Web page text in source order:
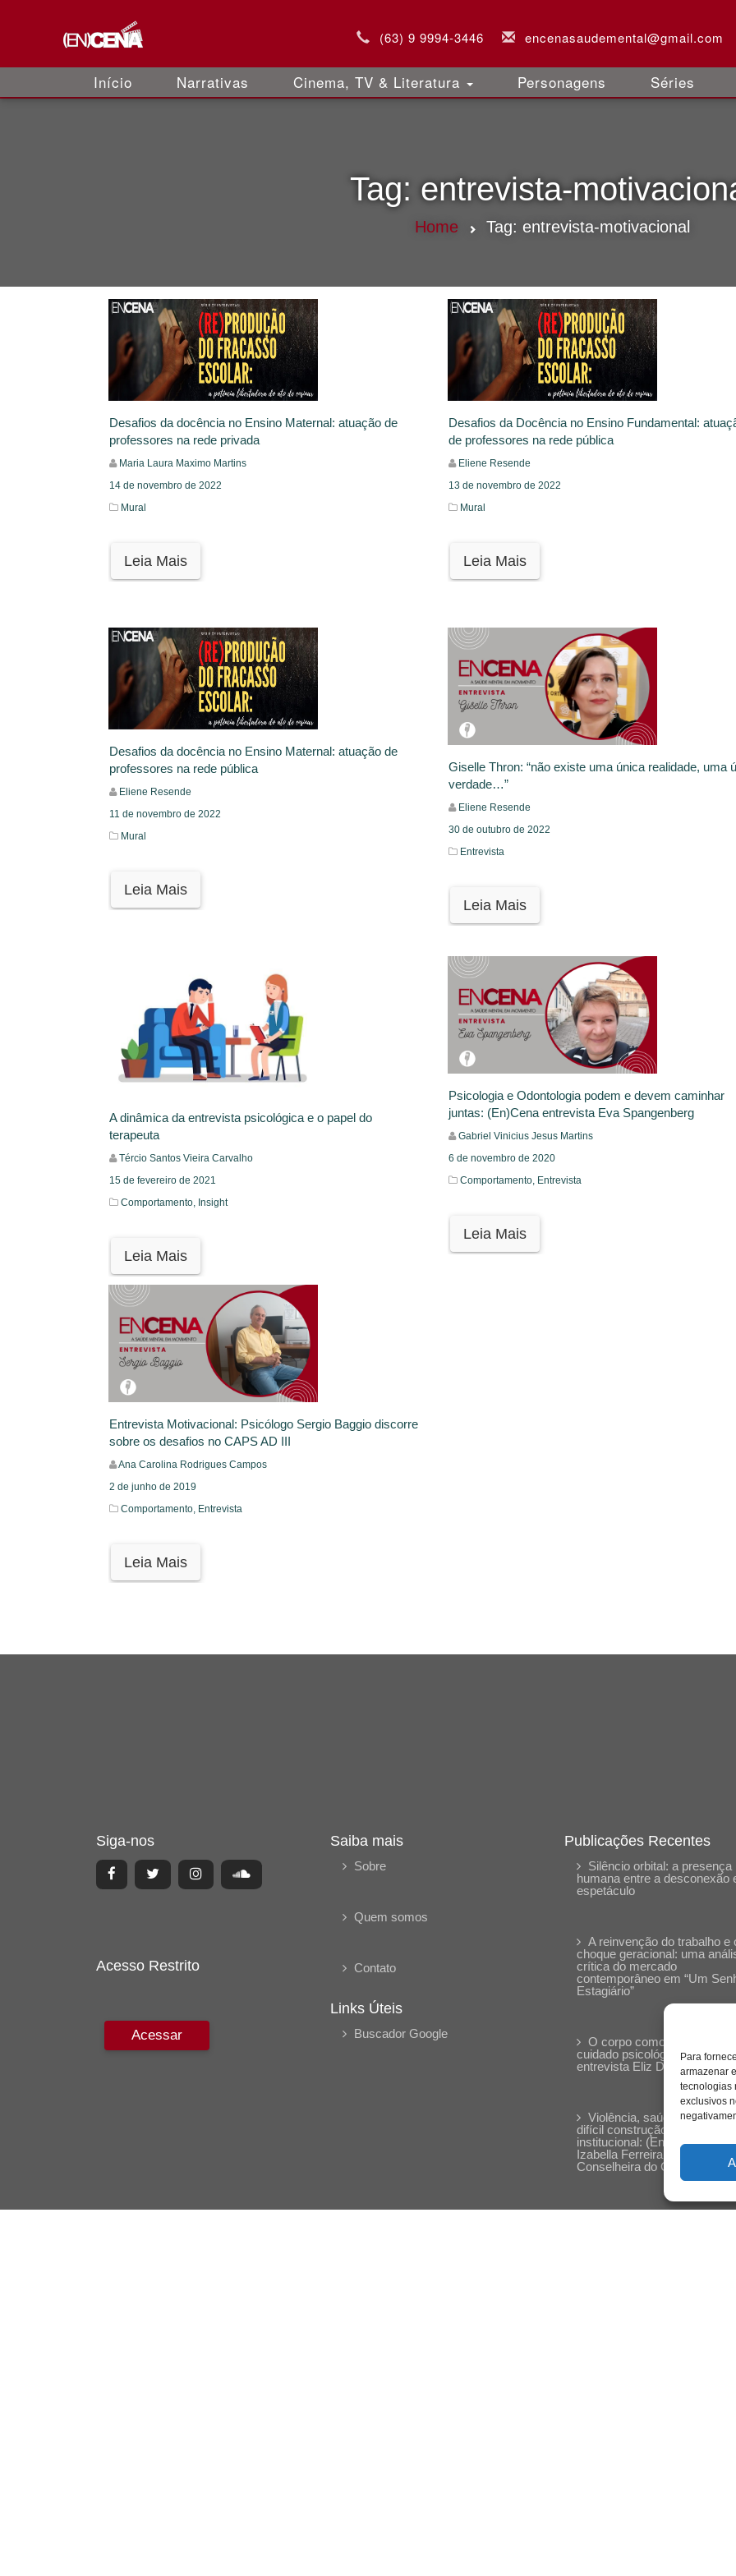
Para
armazenar
tecnologias
exclusivos
(63) 9 9994-3446 encenasaudemental@gmail.com
Início Narrativas Cinema, TV & Literatura Personagens Séries
Tag: entrevista-
Home Tag: entrevista-motivacional
Desafios da docência no Ensino Maternal: atuação de
professores na rede privada
Maria Laura Maximo Martins
14 de novembro de 2022
Mural
Leia Mais
Desafios da Docência no Ensino Fundamental:
de professores na rede pública
Eliene Resende
13 de novembro de 2022
Mural
Leia Mais
Desafios da docência no Ensino Maternal: atuação de
professores na rede pública
Eliene Resende
11 de novembro de 2022
Mural
Leia Mais
Giselle Thron: “não existe uma única realidade, uma
verdade…”
Eliene Resende
30 de outubro de 2022
Entrevista
Leia Mais
A dinâmica da entrevista psicológica e o papel do
terapeuta
Tércio Santos Vieira Carvalho
15 de fevereiro de 2021
Comportamento, Insight
Leia Mais
Psicologia e Odontologia podem e devem caminhar
juntas: (En)Cena entrevista Eva Spangenberg
Gabriel Vinicius Jesus Martins
6 de novembro de 2020
Comportamento, Entrevista
Leia Mais
Entrevista Motivacional: Psicólogo Sergio Baggio discorre
sobre os desafios no CAPS AD III
Ana Carolina Rodrigues Campos
2 de junho de 2019
Comportamento, Entrevista
Leia Mais
Siga-nos
Acesso Restrito
Acessar
Saiba mais
Sobre
Quem somos
Contato
Links Úteis
Buscador Google
Publicações Recentes
Silêncio orbital: a presença
humana entre a desconexão
espetáculo
A reinvenção do trabalho e
choque geracional: uma
crítica do mercado
contemporâneo em “Um
Estagiário”
O corpo como expressão do
cuidado psicológico:
entrevista Eliz Dorneles
Violência, saúde mental e a
difícil construção do
institucional: (En)cena
Izabella Ferreira dos Santos,
Conselheira do CRP-23